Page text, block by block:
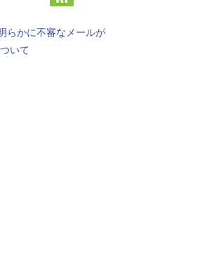
らかに不審なメールが
いて